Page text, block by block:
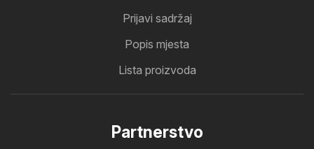
Prijavi sadržaj
Popis mjesta
Lista proizvoda
Partnerstvo